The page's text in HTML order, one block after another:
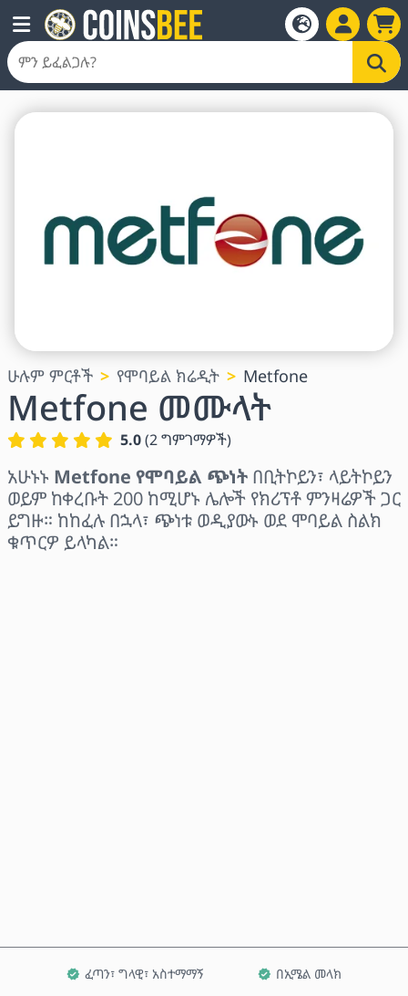
ሁሉም ምርቶች የሞባይል ክሬዲት Metfone
Metfone መሙላት
5.0(2ግምገማዎች)
አሁኑኑ Metfone የሞባይል ጭነት በቢትኮይን፣ ላይትኮይን
ወይም ከቀረቡት 200 ከሚሆኑ ሌሎች የክሪፕቶ ምንዛሬዎች ጋር
ይግዙ። ከከፈሉ በኋላ፣ ጭነቱ ወዲያውኑ ወደ ሞባይል ስልክ
ቁጥርዎ ይላካል።
ፈጣን፣ ግላዊ፣ አስተማማኝ በኢሜል መላክ